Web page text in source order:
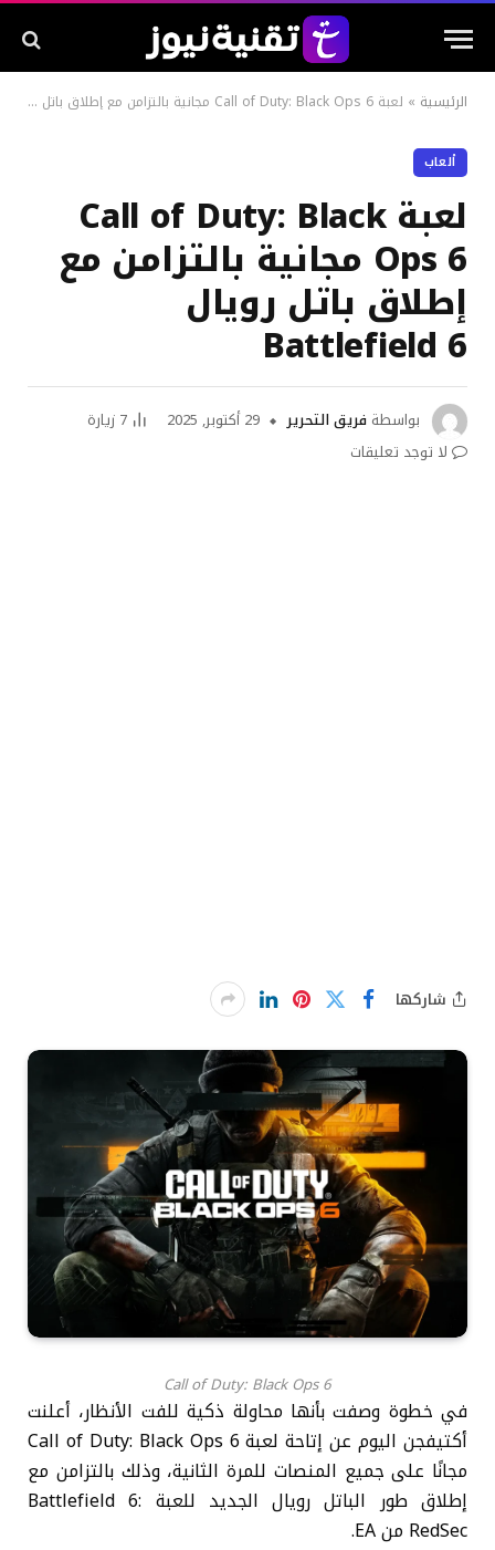
الرئيسية » لعبة Call of Duty: Black Ops 6 مجانية بالتزامن مع إطلاق باتل رويال Battlefield 6
ألعاب
لعبة Call of Duty: Black
Ops 6 مجانية بالتزامن مع
إطلاق باتل رويال
Battlefield 6
بواسطة فريق التحرير 29 أكتوبر, 2025 7 زيارة
لا توجد تعليقات
شاركها
Call of Duty: Black Ops 6
في خطوة وصفت بأنها محاولة ذكية للفت الأنظار، أعلنت
أكتيفجن اليوم عن إتاحة لعبة Call of Duty: Black Ops 6
مجانًا على جميع المنصات للمرة الثانية، وذلك بالتزامن مع
إطلاق طور الباتل رويال الجديد للعبة Battlefield 6:
RedSec من EA.